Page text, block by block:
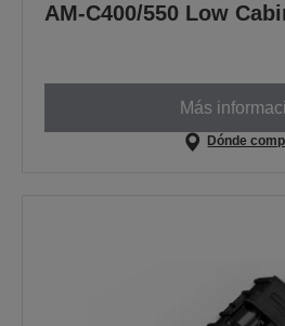
AM-C400/550 Low
Más
Dónde